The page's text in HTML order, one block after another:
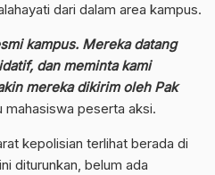
dari dalam area kampus.
kampus. Mereka datang
dan meminta kami
mereka dikirim oleh Pak
mahasiswa peserta aksi.
kepolisian terlihat berada di
diturunkan, belum ada